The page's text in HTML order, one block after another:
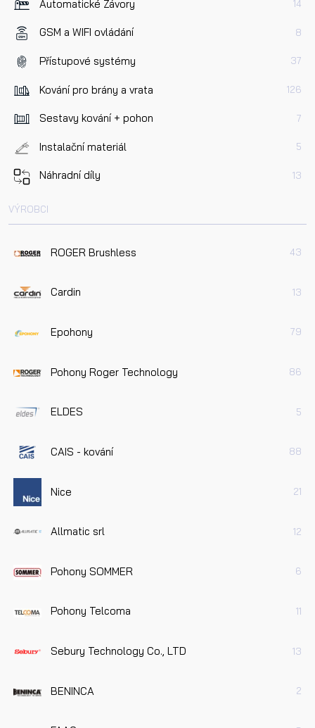
Automatické Závory 14
GSM a WIFI ovládání 8
Přístupové systémy 37
Kování pro brány a vrata 126
Sestavy kování + pohon 7
Instalační materiál 5
Náhradní díly 13
VÝROBCI
ROGER Brushless 43
Cardin 13
Epohony 79
Pohony Roger Technology 86
ELDES 5
CAIS - kování 88
Nice 21
Allmatic srl 12
Pohony SOMMER 6
Pohony Telcoma 11
Sebury Technology Co., LTD 13
BENINCA 2